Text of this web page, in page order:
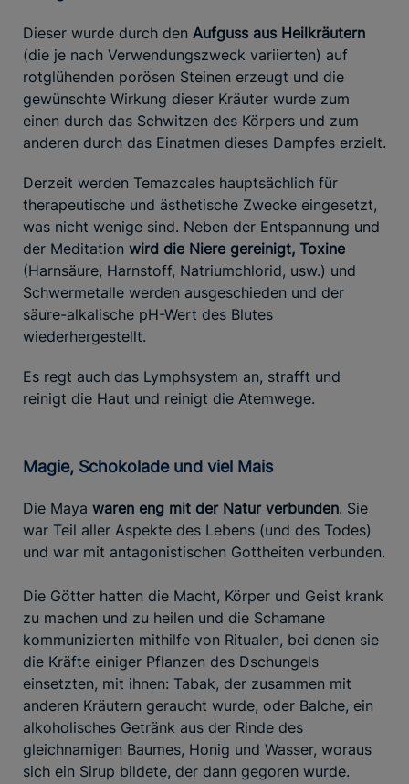
Dieser wurde durch den Aufguss aus Heilkräutern
(die je nach Verwendungszweck variierten) auf
rotglühenden porösen Steinen erzeugt und die
gewünschte Wirkung dieser Kräuter wurde zum
einen durch das Schwitzen des Körpers und zum
anderen durch das Einatmen dieses Dampfes erzielt.
Derzeit werden Temazcales hauptsächlich für
therapeutische und ästhetische Zwecke eingesetzt,
was nicht wenige sind. Neben der Entspannung und
der Meditation wird die Niere gereinigt, Toxine
(Harnsäure, Harnstoff, Natriumchlorid, usw.) und
Schwermetalle werden ausgeschieden und der
säure-alkalische pH-Wert des Blutes
wiederhergestellt.
Es regt auch das Lymphsystem an, strafft und
reinigt die Haut und reinigt die Atemwege.
Magie, Schokolade und viel Mais
Die Maya waren eng mit der Natur verbunden. Sie
war Teil aller Aspekte des Lebens (und des Todes)
und war mit antagonistischen Gottheiten verbunden.
Die Götter hatten die Macht, Körper und Geist krank
zu machen und zu heilen und die Schamane
kommunizierten mithilfe von Ritualen, bei denen sie
die Kräfte einiger Pflanzen des Dschungels
einsetzten, mit ihnen: Tabak, der zusammen mit
anderen Kräutern geraucht wurde, oder Balche, ein
alkoholisches Getränk aus der Rinde des
gleichnamigen Baumes, Honig und Wasser, woraus
sich ein Sirup bildete, der dann gegoren wurde.